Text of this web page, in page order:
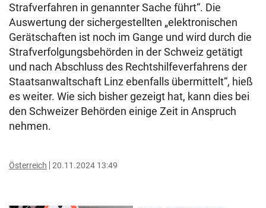
Strafverfahren in genannter Sache führt“. Die
Auswertung der sichergestellten „elektronischen
Gerätschaften ist noch im Gange und wird durch die
Strafverfolgungsbehörden in der Schweiz getätigt
und nach Abschluss des Rechtshilfeverfahrens der
Staatsanwaltschaft Linz ebenfalls übermittelt“, hieß
es weiter. Wie sich bisher gezeigt hat, kann dies bei
den Schweizer Behörden einige Zeit in Anspruch
nehmen.
Österreich 20.11.2024 13:49